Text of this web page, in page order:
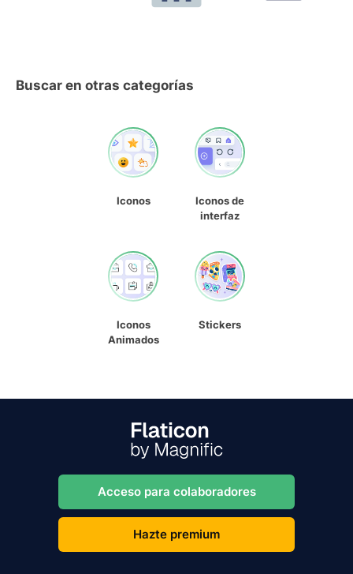
Buscar en otras categorías
Iconos
Iconos de
interfaz
Iconos
Animados
Stickers
Acceso para colaboradores
Hazte premium